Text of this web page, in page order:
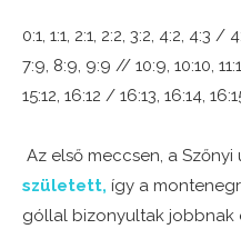
0:1, 1:1, 2:1, 2:2, 3:2, 4:2, 4:3 /
7:9, 8:9, 9:9 // 10:9, 10:10,
15:12, 16:12 / 16:13, 16:14,
Az első meccsen, a Szőnyi
született, így a
góllal bizonyultak jobbnak